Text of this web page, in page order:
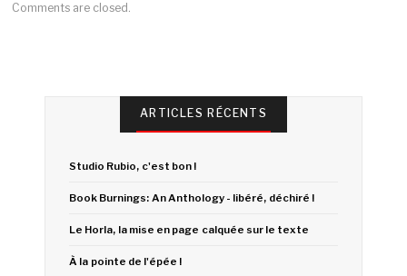
Comments are closed.
ARTICLES RÉCENTS
Studio Rubio, c'est bon !
Book Burnings: An Anthology - libéré, déchiré !
Le Horla, la mise en page calquée sur le texte
À la pointe de l'épée !